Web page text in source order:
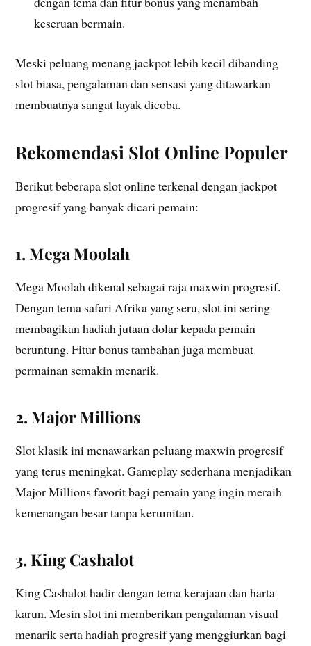
keseruan bermain.
Meski peluang menang jackpot lebih kecil dibanding
slot biasa, pengalaman dan sensasi yang ditawarkan
membuatnya sangat layak dicoba.
Rekomendasi Slot Online Populer
Berikut beberapa slot online terkenal dengan jackpot
progresif yang banyak dicari pemain:
1. Mega Moolah
Mega Moolah dikenal sebagai raja maxwin progresif.
Dengan tema safari Afrika yang seru, slot ini sering
membagikan hadiah jutaan dolar kepada pemain
beruntung. Fitur bonus tambahan juga membuat
permainan semakin menarik.
2. Major Millions
Slot klasik ini menawarkan peluang maxwin progresif
yang terus meningkat. Gameplay sederhana menjadikan
Major Millions favorit bagi pemain yang ingin meraih
kemenangan besar tanpa kerumitan.
3. King Cashalot
King Cashalot hadir dengan tema kerajaan dan harta
karun. Mesin slot ini memberikan pengalaman visual
menarik serta hadiah progresif yang menggiurkan bagi